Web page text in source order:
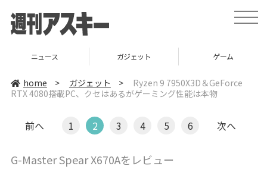
t
o
ニュース ガジェット ゲーム
home > ガジェット >
Ryzen 9 7950X3D＆GeForce
RTX 4080搭載PC、クセはあるがゲーミング性能は本物
前へ 1 2 3 4 5 6 次へ
G-Master Spear X670Aをレビュー